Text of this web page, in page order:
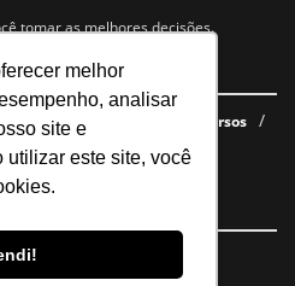
melhor
analisar
site e
utilizar este site, você
tomar as melhores decisões.
E-books gratuitos
Cursos